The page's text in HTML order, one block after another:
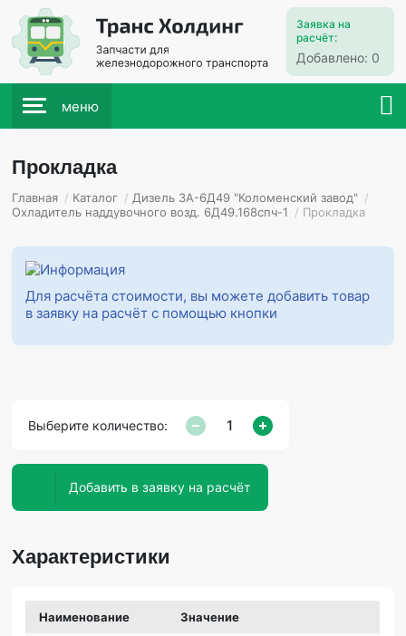
Заявка на
расчёт:
Добавлено: 0
меню
Прокладка
Главная / Каталог / Дизель 3А-6Д49 "Коломенский завод" /
Охладитель наддувочного возд. 6Д49.168спч-1 / Прокладка
Для расчёта стоимости, вы можете добавить товар
в заявку на расчёт с помощью кнопки
Выберите количество:
Добавить в заявку на расчёт
Характеристики
Наименование Значение